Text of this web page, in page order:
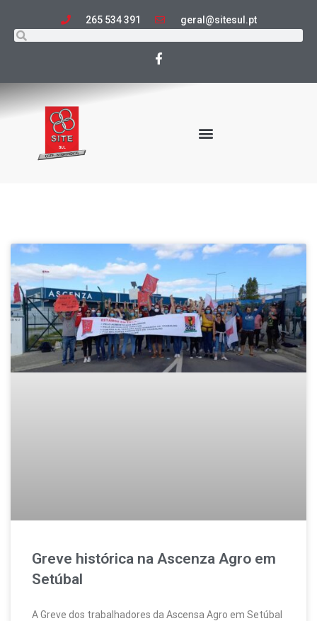
265 534 391 geral@sitesul.pt
Greve histórica na Ascenza Agro em
Setúbal
A Greve dos trabalhadores da Ascensa Agro em Setúbal